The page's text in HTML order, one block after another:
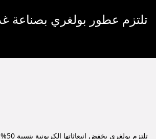
تلتزم عطور بولغري بصناعة